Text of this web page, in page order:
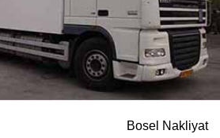
Bosel Nakliyat